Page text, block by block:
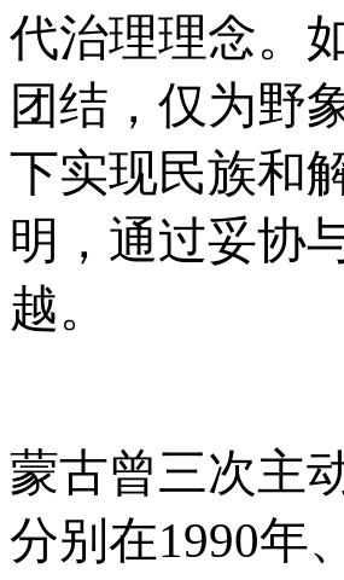
代治理理念。
团结，仅为野
下实现民族和
明，通过妥协
越。
蒙古曾三次主
分别在1990年